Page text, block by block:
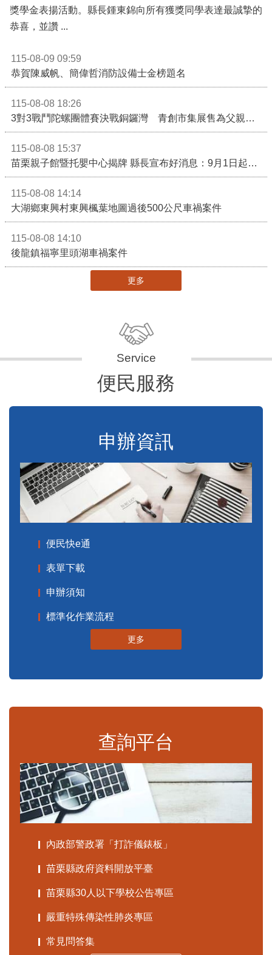
獎學金表揚活動。縣長鍾東錦向所有獲獎同學表達最誠摯的
恭喜，並讚 ...
115-08-09 09:59
恭賀陳威帆、簡偉哲消防設備士金榜題名
115-08-08 18:26
3對3戰鬥陀螺團體賽決戰銅鑼灣 青創市集展售為父親節增添繽紛
115-08-08 15:37
苗栗親子館暨托嬰中心揭牌 縣長宣布好消息：9月1日起調降臨時托嬰費用
115-08-08 14:14
大湖鄉東興村東興楓葉地圖過後500公尺車禍案件
115-08-08 14:10
後龍鎮福寧里頭湖車禍案件
更多
便民服務
申辦資訊
便民快e通
表單下載
申辦須知
標準化作業流程
更多
查詢平台
內政部警政署「打詐儀錶板」
苗栗縣政府資料開放平臺
苗栗縣30人以下學校公告專區
嚴重特殊傳染性肺炎專區
常見問答集